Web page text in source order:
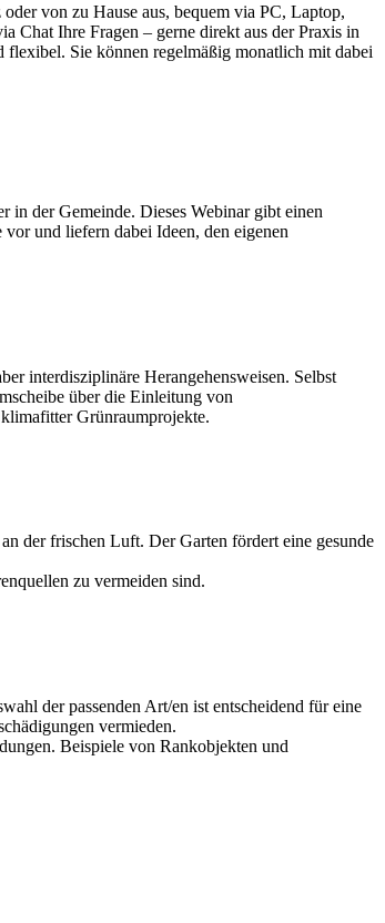
von zu Hause aus, bequem via PC, Laptop,
Chat Ihre Fragen – gerne direkt aus der Praxis in
flexibel. Sie können regelmäßig monatlich mit dabei
der Gemeinde. Dieses Webinar gibt einen
und liefern dabei Ideen, den eigenen
interdisziplinäre Herangehensweisen. Selbst
über die Einleitung von
Grünraumprojekte.
der frischen Luft. Der Garten fördert eine gesunde
zu vermeiden sind.
der passenden Art/en ist entscheidend für eine
vermieden.
Beispiele von Rankobjekten und